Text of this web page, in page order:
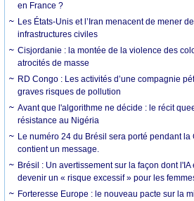
en France ?
Les États-Unis et l’Iran menacent de mener
infrastructures civiles
Cisjordanie : la montée de la violence des
atrocités de masse
RD Congo : Les activités d’une compagnie
graves risques de pollution
Avant que l'algorithme ne décide : le récit
résistance au Nigéria
Le numéro 24 du Brésil sera porté pendant la
contient un message.
Brésil : Un avertissement sur la façon dont
devenir un « risque excessif » pour les
Forteresse Europe : le nouveau pacte sur la